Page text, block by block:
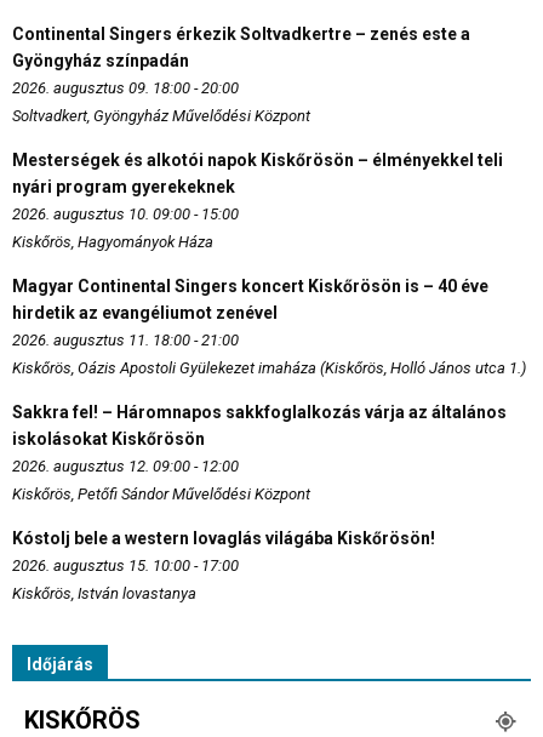
Continental Singers érkezik Soltvadkertre – zenés este a
Gyöngyház színpadán
2026. augusztus 09. 18:00 - 20:00
Soltvadkert, Gyöngyház Művelődési Központ
Mesterségek és alkotói napok Kiskőrösön – élményekkel teli
nyári program gyerekeknek
2026. augusztus 10. 09:00 - 15:00
Kiskőrös, Hagyományok Háza
Magyar Continental Singers koncert Kiskőrösön is – 40 éve
hirdetik az evangéliumot zenével
2026. augusztus 11. 18:00 - 21:00
Kiskőrös, Oázis Apostoli Gyülekezet imaháza (Kiskőrös, Holló János utca 1.)
Sakkra fel! – Háromnapos sakkfoglalkozás várja az általános
iskolásokat Kiskőrösön
2026. augusztus 12. 09:00 - 12:00
Kiskőrös, Petőfi Sándor Művelődési Központ
Kóstolj bele a western lovaglás világába Kiskőrösön!
2026. augusztus 15. 10:00 - 17:00
Kiskőrös, István lovastanya
Időjárás
KISKŐRÖS